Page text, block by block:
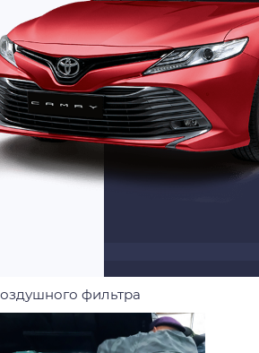
фильтра